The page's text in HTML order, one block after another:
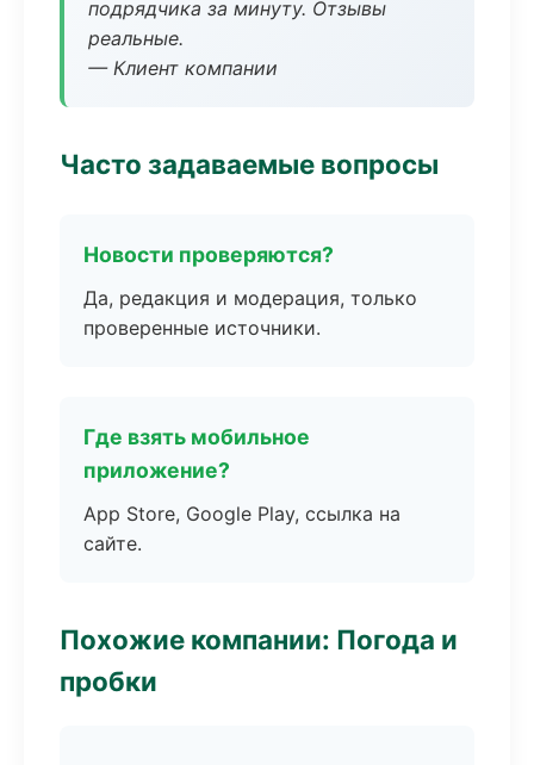
подрядчика за минуту. Отзывы
реальные.
— Клиент компании
Часто задаваемые вопросы
Новости проверяются?
Да, редакция и модерация, только
проверенные источники.
Где взять мобильное
приложение?
App Store, Google Play, ссылка на
сайте.
Похожие компании: Погода и
пробки